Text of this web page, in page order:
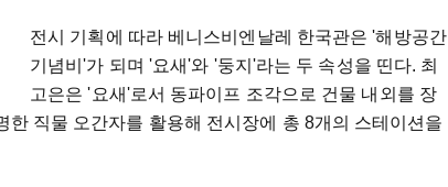
전시 기획에 따라 베니스비엔날레 한국관은 '해방공간
기념비'가 되며 '요새'와 '둥지'라는 두 속성을 띤다. 최
고은은 '요새'로서 동파이프 조각으로 건물 내외를 장
직물 오간자를 활용해 전시장에 총 8개의 스테이션을